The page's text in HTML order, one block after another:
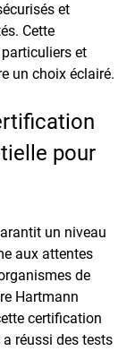
et
Cette
et
un choix éclairé.
pour
un niveau
aux attentes
de
Hartmann
certification
réussi des tests